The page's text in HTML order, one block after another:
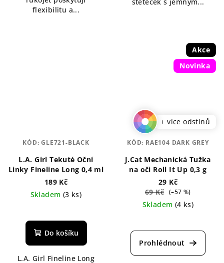
flexibilitu a...
L.A. Girl Tekuté Oční
Linky Fineline Long 0,4 ml
189 Kč
Skladem (3 ks)
Do košíku
L.A. Girl Fineline Long
KÓD:GLE721-BLACK
Akce
Novinka
+ více odstínů
J.Cat Mechanická Tužka
na oči Roll It Up 0,3 g
29 Kč
69 Kč (–57 %)
Skladem (4 ks)
hodnocení
produktu
KÓD: RAE104 DARK GREY